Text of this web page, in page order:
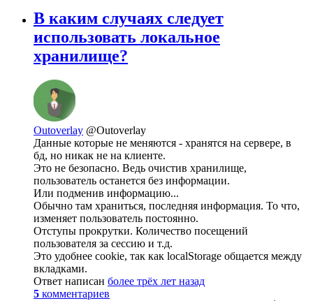
В каким случаях следует
использовать локальное
хранилище?
Outoverlay @Outoverlay
Данные которые не меняются - хранятся на сервере, в
бд, но никак не на клиенте.
Это не безопасно. Ведь очистив хранилище,
пользователь останется без информации.
Или подменив информацию...
Обычно там храниться, последняя информация. То что,
изменяет пользователь постоянно.
Отступы прокрутки. Количество посещений
пользователя за сессию и т.д.
Это удобнее cookie, так как localStorage общается между
вкладками.
Ответ написан более трёх лет назад
5 комментариев